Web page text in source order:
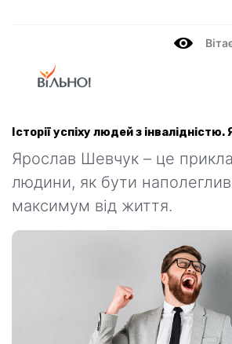
Історії успіху людей з
Ярослав Шевчук – це
людини, як бути
максимум від життя.